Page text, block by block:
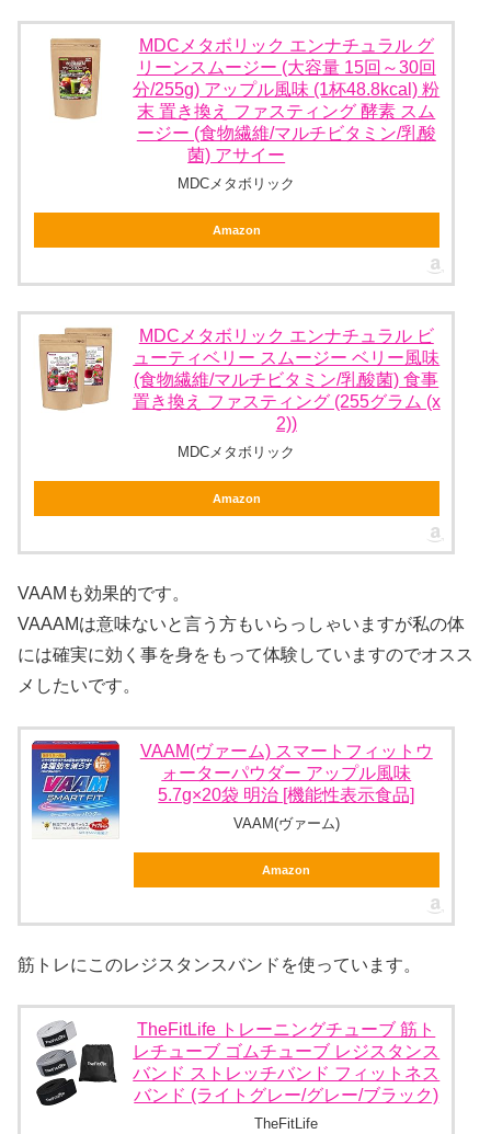
MDCメタボリック エンナチュラル グ
リーンスムージー (大容量 15回～30回
分/255g) アップル風味 (1杯48.8kcal) 粉
末 置き換え ファスティング 酵素 スム
ージー (食物繊維/マルチビタミン/乳酸
菌) アサイー
MDCメタボリック
Amazon
MDCメタボリック エンナチュラル ビ
ューティベリー スムージー ベリー風味
(食物繊維/マルチビタミン/乳酸菌) 食事
置き換え ファスティング (255グラム (x
2))
MDCメタボリック
Amazon
VAAMも効果的です。
VAAAMは意味ないと言う方もいらっしゃいますが私の体
には確実に効く事を身をもって体験していますのでオスス
メしたいです。
VAAM(ヴァーム) スマートフィットウ
ォーターパウダー アップル風味
5.7g×20袋 明治 [機能性表示食品]
VAAM(ヴァーム)
Amazon
筋トレにこのレジスタンスバンドを使っています。
TheFitLife トレーニングチューブ 筋ト
レチューブ ゴムチューブ レジスタンス
バンド ストレッチバンド フィットネス
バンド (ライトグレー/グレー/ブラック)
TheFitLife